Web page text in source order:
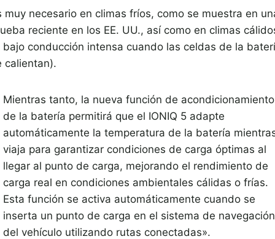
muy necesario en climas fríos, como se muestra en
reciente en los EE. UU., así como en climas
bajo conducción intensa cuando las celdas de la
calientan).
Mientras tanto, la nueva función de acondicionamiento
de la batería permitirá que el IONIQ 5 adapte
automáticamente la temperatura de la batería
viaja para garantizar condiciones de carga óptimas al
llegar al punto de carga, mejorando el rendimiento de
carga real en condiciones ambientales cálidas o frías.
Esta función se activa automáticamente cuando se
inserta un punto de carga en el sistema de navegación
del vehículo utilizando rutas conectadas».